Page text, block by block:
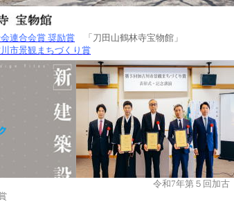
連合会賞 奨励賞 「刀田山鶴林寺宝物館」
市景観まちづくり賞
年第５回加古